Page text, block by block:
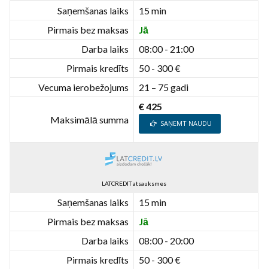
Saņemšanas laiks
15 min
Pirmais bez maksas
Jā
Darba laiks
08:00 - 21:00
Pirmais kredīts
50 - 300 €
Vecuma ierobežojums
21 – 75 gadi
Maksimālā summa
€ 425
SAŅEMT NAUDU
LATCREDIT atsauksmes
Saņemšanas laiks
15 min
Pirmais bez maksas
Jā
Darba laiks
08:00 - 20:00
Pirmais kredīts
50 - 300 €